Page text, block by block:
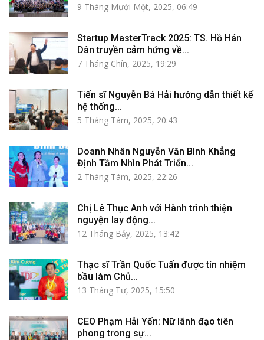
9 Tháng Mười Một, 2025, 06:49
Startup MasterTrack 2025: TS. Hồ Hán
Dân truyền cảm hứng về...
7 Tháng Chín, 2025, 19:29
Tiến sĩ Nguyễn Bá Hải hướng dẫn thiết kế
hệ thống...
5 Tháng Tám, 2025, 20:43
Doanh Nhân Nguyễn Văn Bình Khẳng
Định Tầm Nhìn Phát Triển...
2 Tháng Tám, 2025, 22:26
Chị Lê Thục Anh với Hành trình thiện
nguyện lay động...
12 Tháng Bảy, 2025, 13:42
Thạc sĩ Trần Quốc Tuấn được tín nhiệm
bầu làm Chủ...
13 Tháng Tư, 2025, 15:50
CEO Phạm Hải Yến: Nữ lãnh đạo tiên
phong trong sự...